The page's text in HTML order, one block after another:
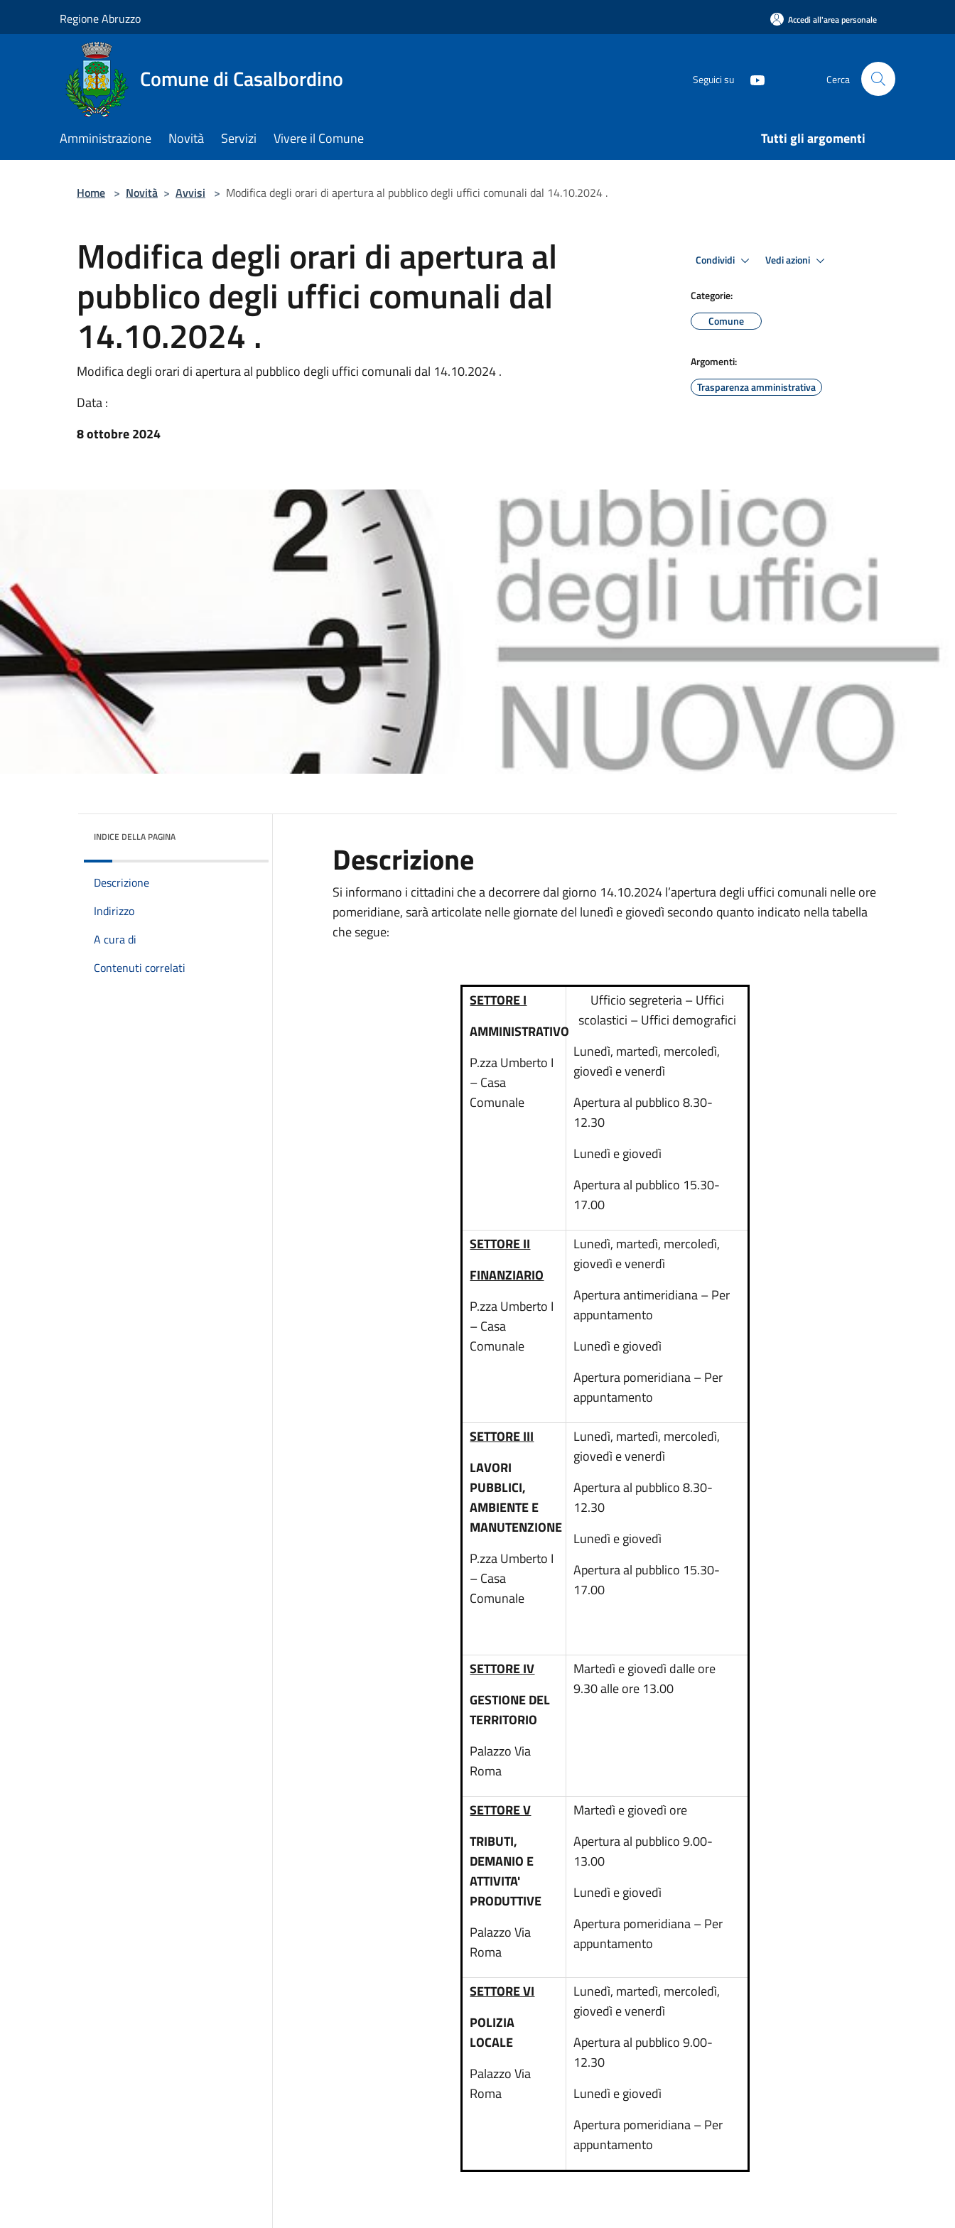
Regione Abruzzo Accedi all'area personale
Comune di Casalbordino Seguici su Cerca
Amministrazione Novità Servizi Vivere il Comune Tutti gli argomenti
Home > Novità > Avvisi > Modifica degli orari di apertura al pubblico degli uffici comunali dal 14.10.2024 .
Modifica degli orari di apertura al
pubblico degli uffici comunali dal
14.10.2024 .
Modifica degli orari di apertura al pubblico degli uffici comunali dal 14.10.2024 .
Data :
8 ottobre 2024
Condividi Vedi azioni
Categorie:
Comune
Argomenti:
Trasparenza amministrativa
INDICE DELLA PAGINA
Descrizione
Indirizzo
A cura di
Contenuti correlati
Descrizione
Si informano i cittadini che a decorrere dal giorno 14.10.2024 l’apertura degli uffici comunali nelle ore
pomeridiane, sarà articolate nelle giornate del lunedì e giovedì secondo quanto indicato nella tabella
che segue:
SETTORE I
AMMINISTRATIVO
P.zza Umberto I
– Casa
Comunale
Ufficio segreteria – Uffici
scolastici – Uffici demografici
Lunedì, martedì, mercoledì,
giovedì e venerdì
Apertura al pubblico 8.30-
12.30
Lunedì e giovedì
Apertura al pubblico 15.30-
17.00
SETTORE II
FINANZIARIO
P.zza Umberto I
– Casa
Comunale
Lunedì, martedì, mercoledì,
giovedì e venerdì
Apertura antimeridiana – Per
appuntamento
Lunedì e giovedì
Apertura pomeridiana – Per
appuntamento
SETTORE III
LAVORI
PUBBLICI,
AMBIENTE E
MANUTENZIONE
P.zza Umberto I
– Casa
Comunale
Lunedì, martedì, mercoledì,
giovedì e venerdì
Apertura al pubblico 8.30-
12.30
Lunedì e giovedì
Apertura al pubblico 15.30-
17.00
SETTORE IV
GESTIONE DEL
TERRITORIO
Palazzo Via
Roma
Martedì e giovedì dalle ore
9.30 alle ore 13.00
SETTORE V
TRIBUTI,
DEMANIO E
ATTIVITA'
PRODUTTIVE
Palazzo Via
Roma
Martedì e giovedì ore
Apertura al pubblico 9.00-
13.00
Lunedì e giovedì
Apertura pomeridiana – Per
appuntamento
SETTORE VI
POLIZIA
LOCALE
Palazzo Via
Roma
Lunedì, martedì, mercoledì,
giovedì e venerdì
Apertura al pubblico 9.00-
12.30
Lunedì e giovedì
Apertura pomeridiana – Per
appuntamento